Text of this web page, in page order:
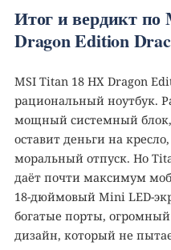
Итог и вердикт
Dragon Edition
MSI Titan 18 HX Dragon
рациональный ноутбук.
мощный системный
оставит деньги на
моральный отпуск. Но
даёт почти максимум
18-дюймовый Mini LED-
богатые порты,
дизайн, который не